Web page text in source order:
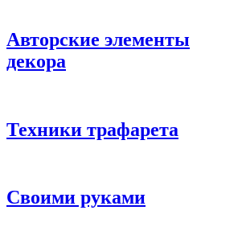
Авторские элементы
декора
Техники трафарета
Своими руками